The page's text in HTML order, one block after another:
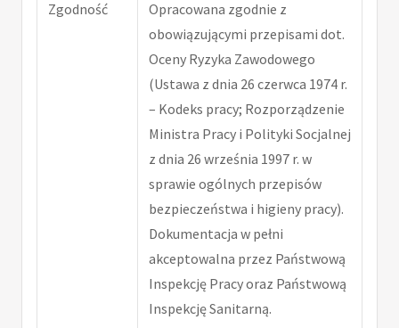
Zgodność
Opracowana zgodnie z
obowiązującymi przepisami dot.
Oceny Ryzyka Zawodowego
(Ustawa z dnia 26 czerwca 1974 r.
– Kodeks pracy; Rozporządzenie
Ministra Pracy i Polityki Socjalnej
z dnia 26 września 1997 r. w
sprawie ogólnych przepisów
bezpieczeństwa i higieny pracy).
Dokumentacja w pełni
akceptowalna przez Państwową
Inspekcję Pracy oraz Państwową
Inspekcję Sanitarną.